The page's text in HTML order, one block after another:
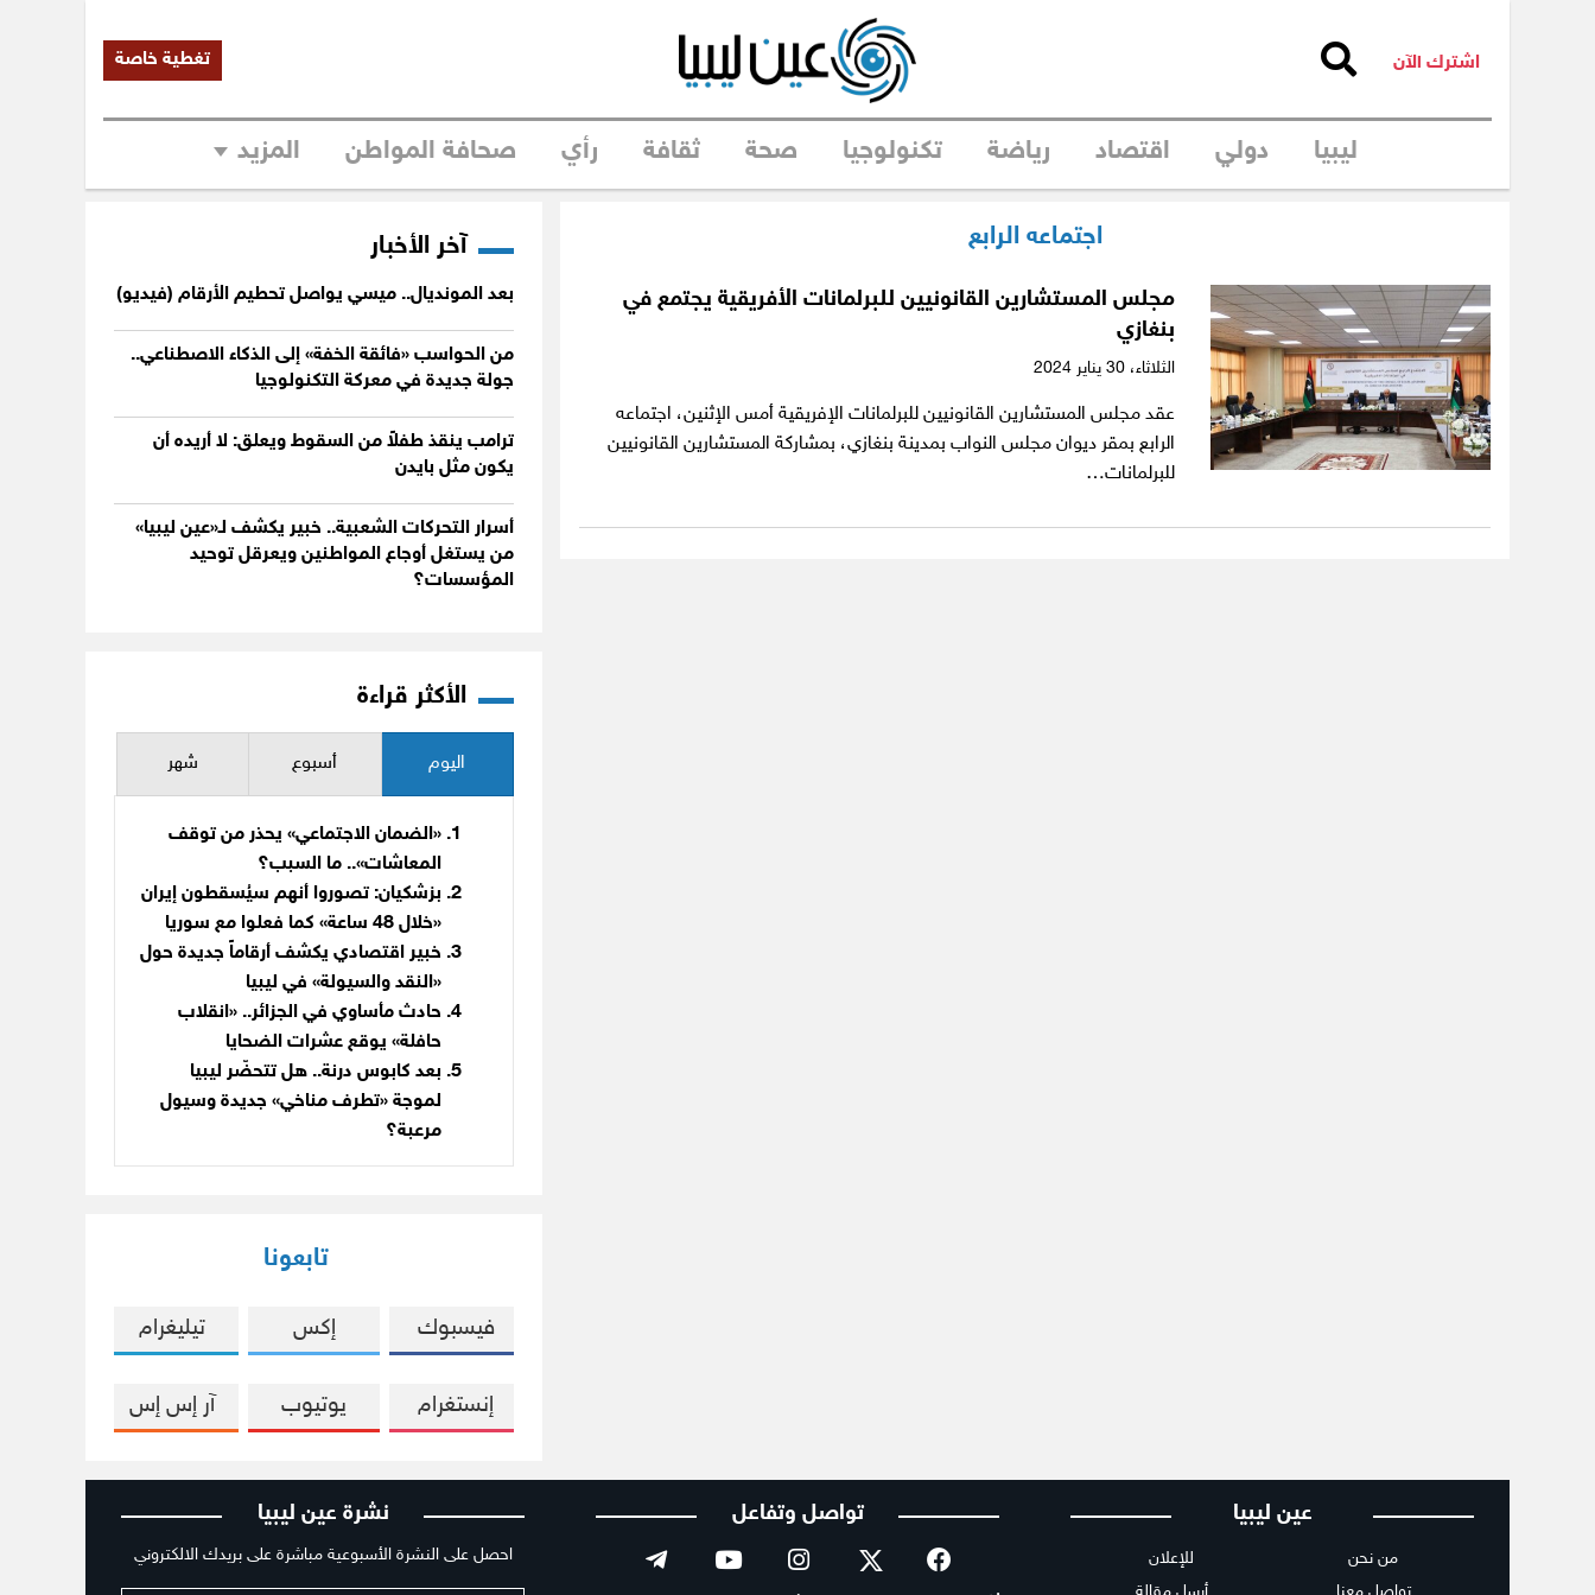
اشترك الآن تغطية خاصة
ليبيا دولي اقتصاد رياضة تكنولوجيا صحة ثقافة رأي صحافة المواطن المزيد
اجتماعه الرابع
مجلس المستشارين القانونيين للبرلمانات الأفريقية يجتمع في
بنغازي
الثلاثاء،
عقد مجلس المستشارين القانونيين للبرلمانات الإفريقية أمس الإثنين، اجتماعه
الرابع بمقر ديوان مجلس النواب بمدينة بنغازي، بمشاركة المستشارين القانونيين
للبرلمانات…
آخر الأخبار
بعد المونديال.. ميسي يواصل تحطيم الأرقام (فيديو)
من الحواسب «فائقة الخفة» إلى الذكاء الاصطناعي..
جولة جديدة في معركة التكنولوجيا
ترامب ينقذ طفلاً من السقوط ويعلق: لا أريده أن
يكون مثل بايدن
أسرار التحركات الشعبية.. خبير يكشف لـ«عين ليبيا»
من يستغل أوجاع المواطنين ويعرقل توحيد
المؤسسات؟
الأكثر قراءة
اليوم أسبوع شهر
«الضمان الاجتماعي» يحذر من توقف
المعاشات».. ما السبب؟
بزشكيان: تصوروا أنهم سيُسقطون إيران
«خلال 48 ساعة» كما فعلوا مع سوريا
خبير اقتصادي يكشف أرقاماً جديدة حول
«النقد والسيولة» في ليبيا
حادث مأساوي في الجزائر.. «انقلاب
حافلة» يوقع عشرات الضحايا
بعد كابوس درنة.. هل تتحضّر ليبيا
لموجة «تطرف مناخي» جديدة وسيول
مرعبة؟
تابعونا
فيسبوك إكس تيليغرام
إنستغرام يوتيوب آر إس إس
عين ليبيا
من نحن
للإعلان
تواصل وتفاعل نشرة عين ليبيا
احصل على النشرة الأسبوعية مباشرة على بريدك الالكتروني